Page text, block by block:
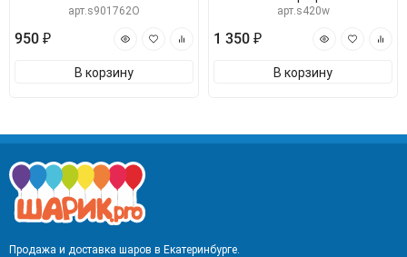
арт.s901762O
950 ₽
В корзину
арт.s420w
1 350 ₽
В корзину
Продажа и доставка шаров в Екатеринбурге.